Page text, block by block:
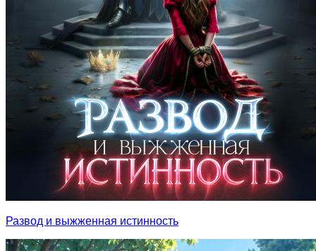
Развод и выжженная истинность